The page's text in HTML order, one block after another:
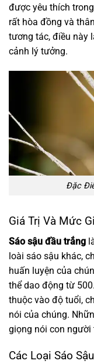
được yêu thích
rất hòa đồng và
tương tác, điều này
cảnh lý tưởng.
Đặc
Giá Trị Và Mức
Sáo sậu đầu trắng
loài sáo sậu khác,
huấn luyện của
thể dao động từ
thuộc vào độ tuổi,
nói của chúng.
giọng nói con người
Các Loại Sáo